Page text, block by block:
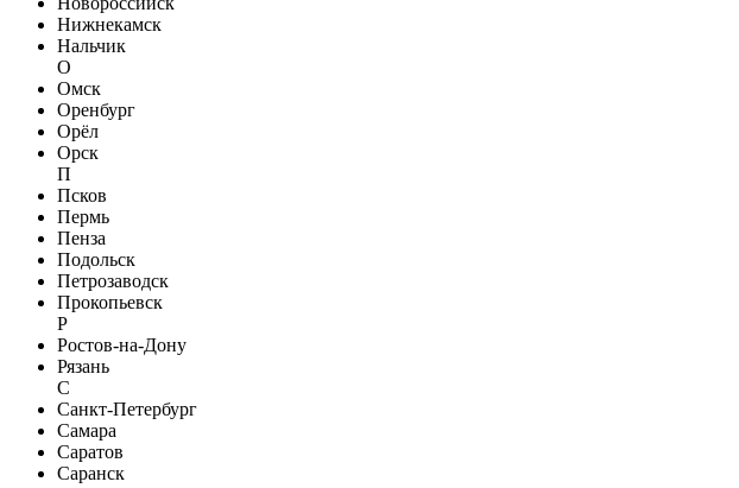
Нижнекамск
Нальчик
О
Омск
Оренбург
Орёл
Орск
П
Псков
Пермь
Пенза
Подольск
Петрозаводск
Прокопьевск
Р
Ростов-на-Дону
Рязань
С
Санкт-Петербург
Самара
Саратов
Саранск